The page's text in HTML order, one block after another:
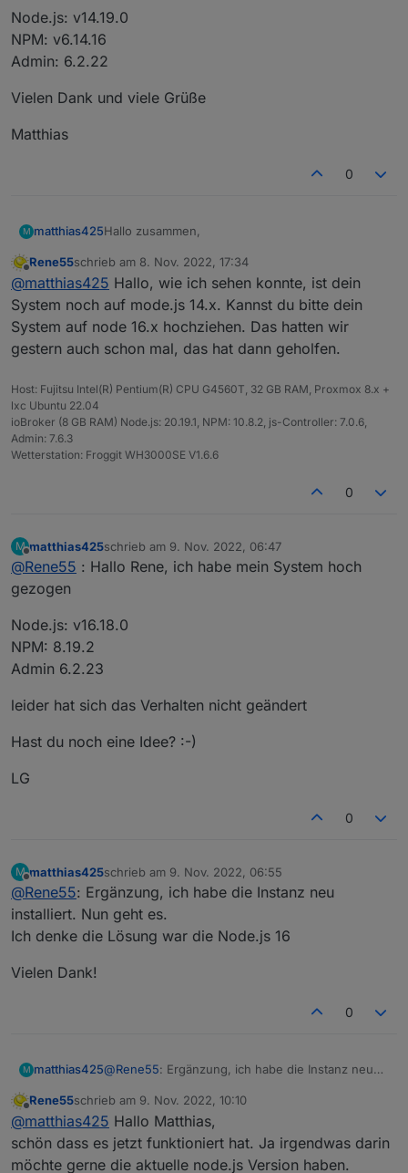
Node.js: v14.19.0
NPM: v6.14.16
Admin: 6.2.22
Vielen Dank und viele Grüße
Matthias
0
M matthias425Hallo zusammen,
seit kurzem habe ich auch den MI600 von
Bosswerk in Betrieb.
Freudig habe ich gesehen das sich Rainer die
Mühe gemacht hat einen Adapter bereit zu
stellen. Vielen Dank dafür!!!
Leider funktioniert es bei mir nicht. Ich poste mal
was ich habe/bekomme, vielleicht hat jemand eine
Idee die mich weiterbringt.
Der Adapter ist installiert und läuft, Daten wurden
beim Service angefragt und sind eingetragen.
2022-11-08 18:12:04.288 - warn:
Matthias
Offline
Rene55schrieb am 8. Nov. 2022, 17:34
zuletzt editiert von
@matthias425 Hallo, wie ich sehen konnte, ist dein
System noch auf mode.js 14.x. Kannst du bitte dein
System auf node 16.x hochziehen. Das hatten wir
gestern auch schon mal, das hat dann geholfen.
Host: Fujitsu Intel(R) Pentium(R) CPU G4560T, 32 GB RAM, Proxmox 8.x +
lxc Ubuntu 22.04
ioBroker (8 GB RAM) Node.js: 20.19.1, NPM: 10.8.2, js-Controller: 7.0.6,
Admin: 7.6.3
Wetterstation: Froggit WH3000SE V1.6.6
0
M
Offline
matthias425schrieb am 9. Nov. 2022, 06:47
zuletzt editiert von
@Rene55 : Hallo Rene, ich habe mein System hoch
gezogen
Node.js: v16.18.0
NPM: 8.19.2
Admin 6.2.23
leider hat sich das Verhalten nicht geändert
Hast du noch eine Idee? :-)
LG
0
M
Offline
matthias425schrieb am 9. Nov. 2022, 06:55
zuletzt editiert von
@Rene55: Ergänzung, ich habe die Instanz neu
installiert. Nun geht es.
Ich denke die Lösung war die Node.js 16
Vielen Dank!
0
M matthias425@Rene55: Ergänzung, ich habe die Instanz neu
Ich denke die Lösung war die Node.js 16
Vielen Dank!
Offline
Rene55schrieb am 9. Nov. 2022, 10:10
zuletzt editiert von
@matthias425 Hallo Matthias,
schön dass es jetzt funktioniert hat. Ja irgendwas darin
möchte gerne die aktuelle node.js Version haben.